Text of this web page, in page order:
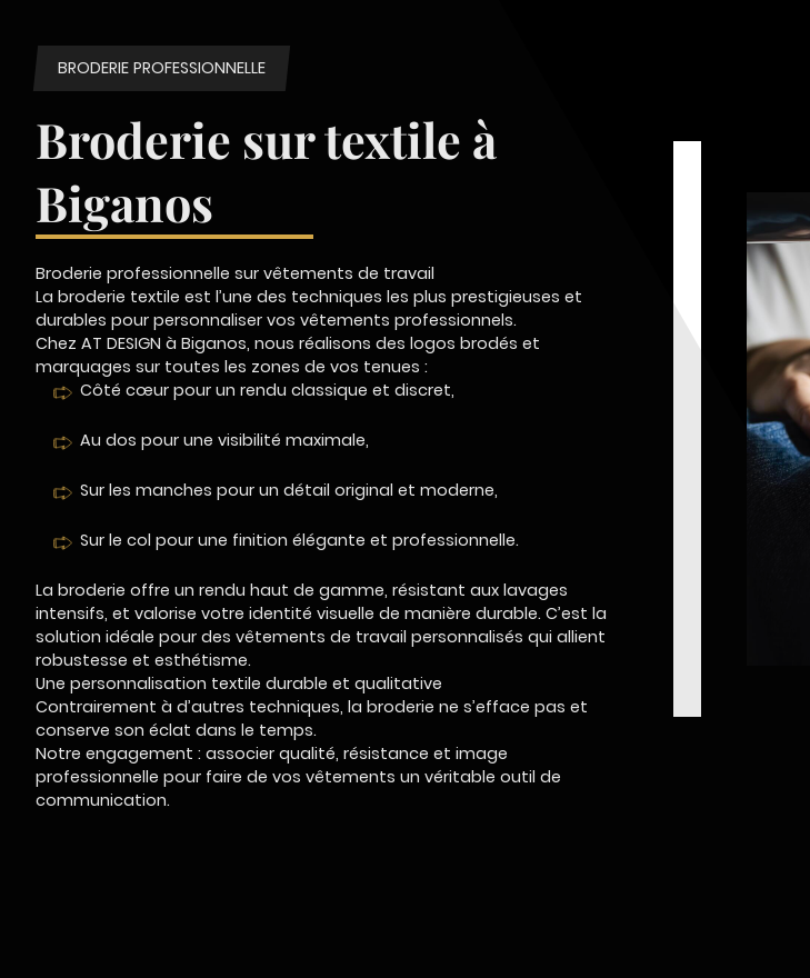
BRODERIE PROFESSIONNELLE
Broderie sur textile à
Biganos
Broderie professionnelle sur vêtements de travail
La broderie textile est l’une des techniques les plus prestigieuses et
durables pour personnaliser vos vêtements professionnels.
Chez AT DESIGN à Biganos, nous réalisons des logos brodés et
marquages sur toutes les zones de vos tenues :
Côté cœur pour un rendu classique et discret,
Au dos pour une visibilité maximale,
Sur les manches pour un détail original et moderne,
Sur le col pour une finition élégante et professionnelle.
La broderie offre un rendu haut de gamme, résistant aux lavages
intensifs, et valorise votre identité visuelle de manière durable. C’est la
solution idéale pour des vêtements de travail personnalisés qui allient
robustesse et esthétisme.
Une personnalisation textile durable et qualitative
Contrairement à d’autres techniques, la broderie ne s’efface pas et
conserve son éclat dans le temps.
Notre engagement : associer qualité, résistance et image
professionnelle pour faire de vos vêtements un véritable outil de
communication.